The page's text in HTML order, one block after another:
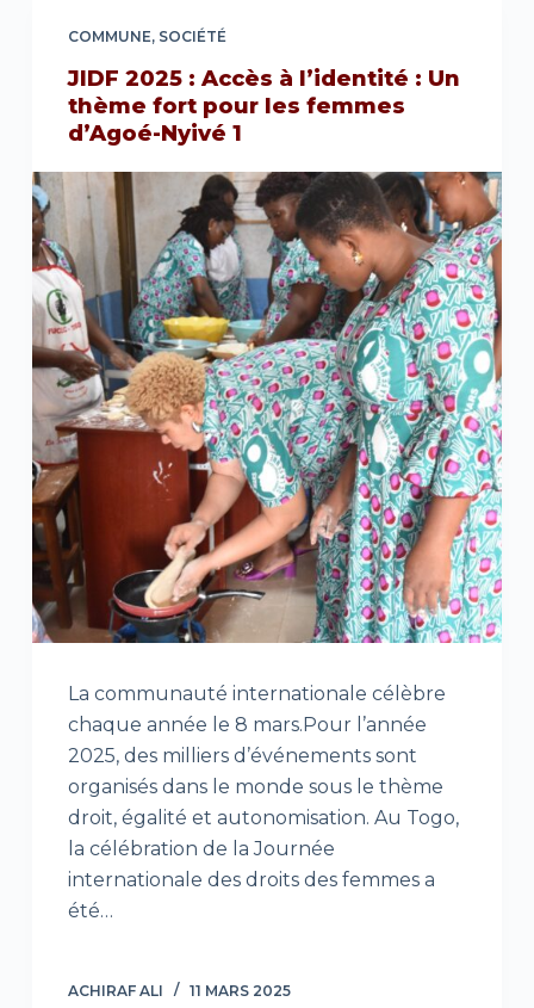
COMMUNE, SOCIÉTÉ
JIDF 2025 : Accès à l’identité : Un
thème fort pour les femmes
d’Agoé-Nyivé 1
La communauté internationale célèbre
chaque année le 8 mars.Pour l’année
2025, des milliers d’événements sont
organisés dans le monde sous le thème
droit, égalité et autonomisation. Au Togo,
la célébration de la Journée
internationale des droits des femmes a
été…
ACHIRAF ALI 11 MARS 2025